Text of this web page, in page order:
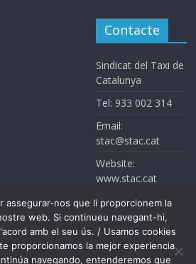
Contacte
Sindicat del Taxi de
Catalunya
Tel: 933 002 314
Email:
stac@stac.cat
Website:
www.stac.cat
assegurar-nos que li proporcionem la
web. Si continueu navegant-hi,
amb el seu ús. / Usamos cookies
proporcionamos la mejor experiencia
navegando, entenderemos que